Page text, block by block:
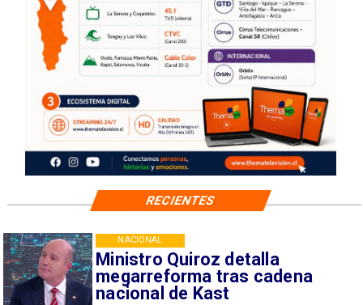
Ministro Quiroz detalla
megarreforma tras cadena
nacional de Kast
NACIONAL
RECIENTES